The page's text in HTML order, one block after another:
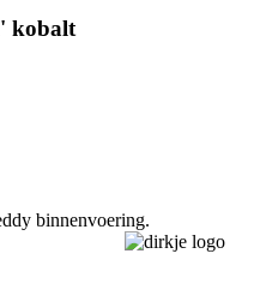
kobalt
binnenvoering.